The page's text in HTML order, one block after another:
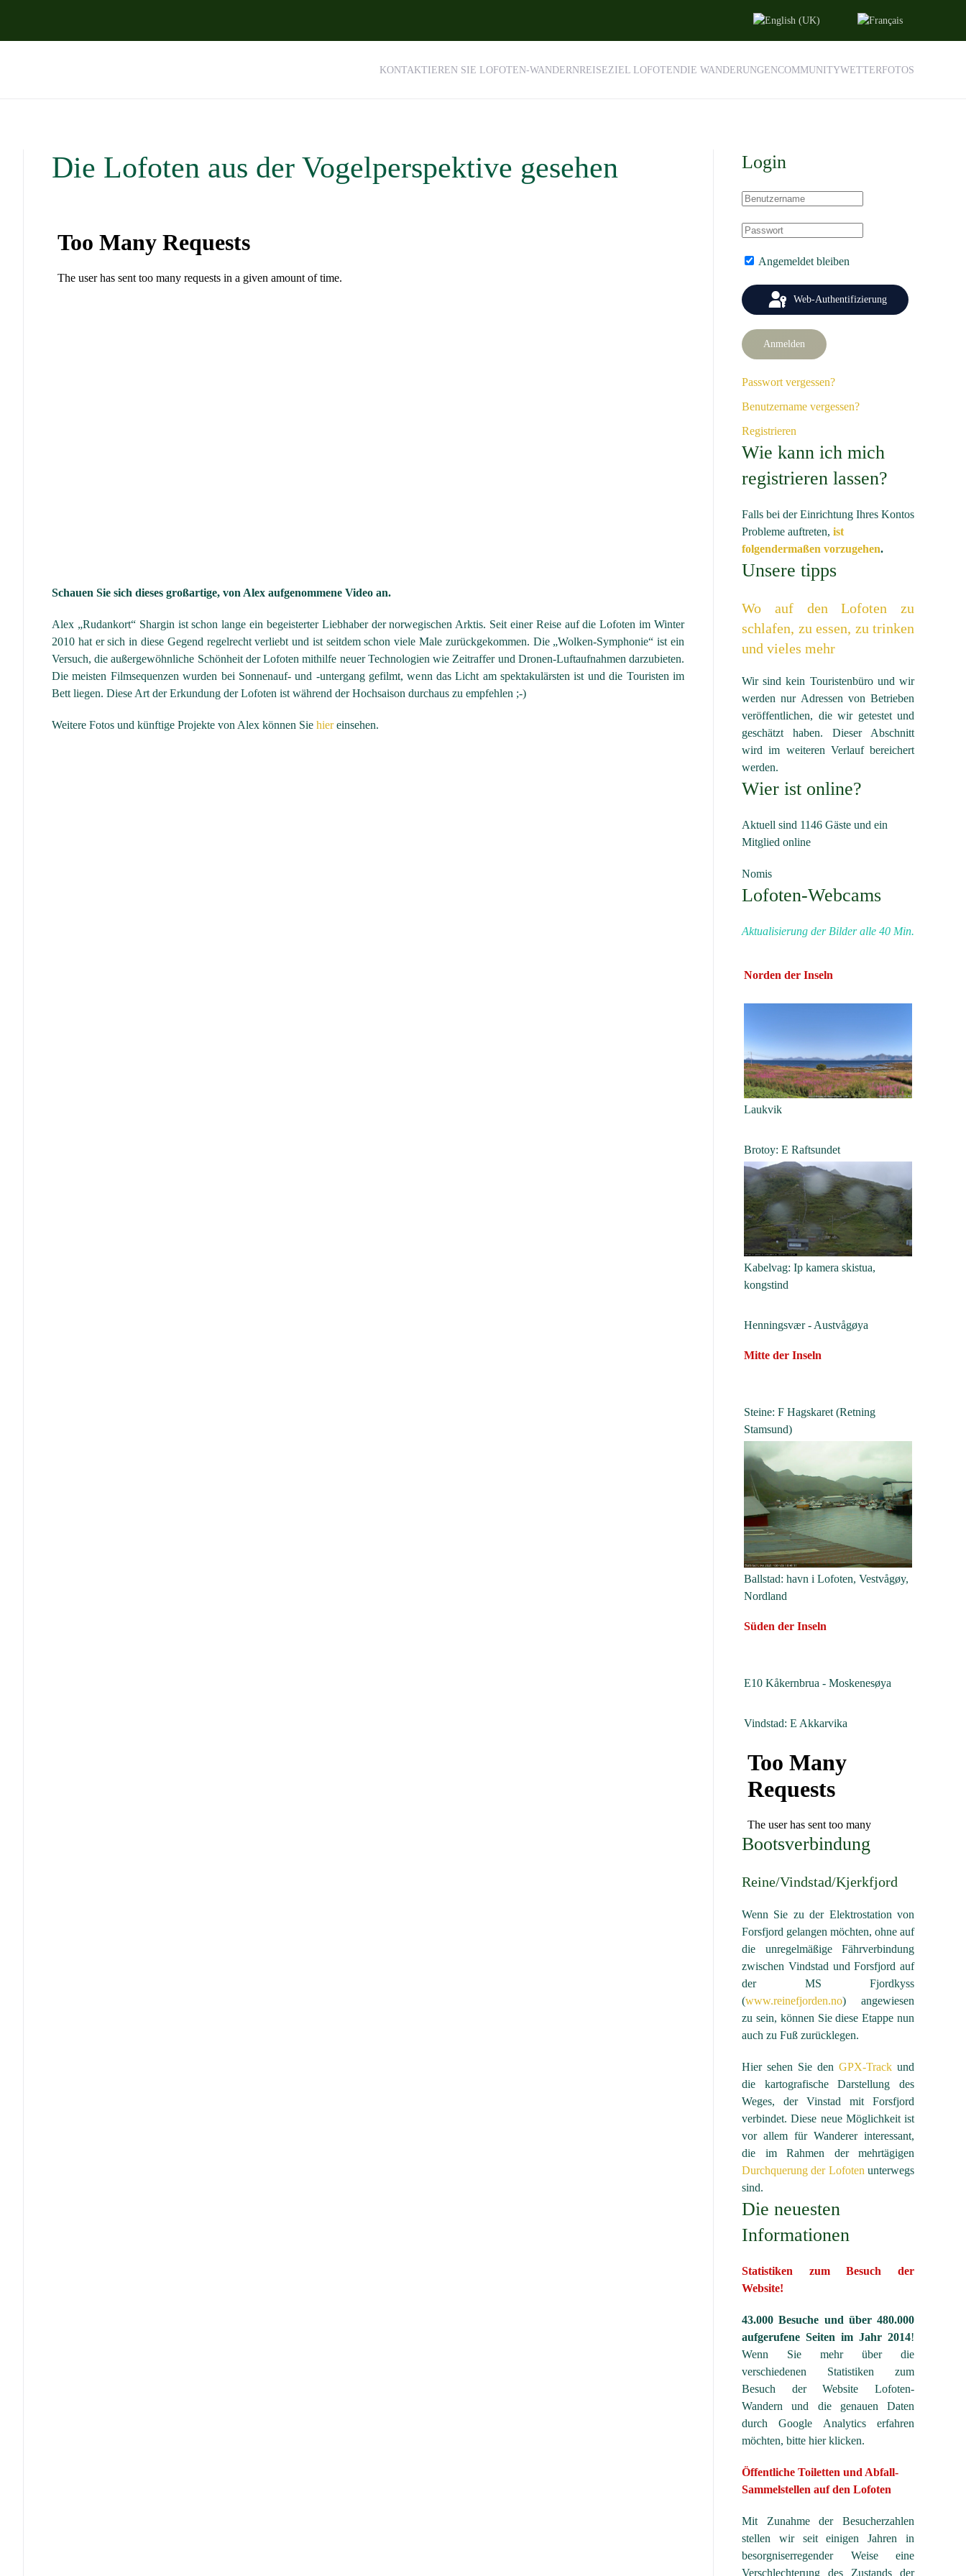
Zum Hauptinhalt springen
KONTAKTIEREN SIE LOFOTEN-WANDERNREISEZIEL LOFOTENDIE WANDERUNGENCOMMUNITYWETTERFOTOS
Die Lofoten aus der Vogelperspektive gesehen
Schauen Sie sich dieses großartige, von Alex aufgenommene Video an.
Alex „Rudankort“ Shargin ist schon lange ein begeisterter Liebhaber der norwegischen Arktis. Seit einer Reise auf die Lofoten im Winter
2010 hat er sich in diese Gegend regelrecht verliebt und ist seitdem schon viele Male zurückgekommen. Die „Wolken-Symphonie“ ist ein
Versuch, die außergewöhnliche Schönheit der Lofoten mithilfe neuer Technologien wie Zeitraffer und Dronen-Luftaufnahmen darzubieten.
Die meisten Filmsequenzen wurden bei Sonnenauf- und -untergang gefilmt, wenn das Licht am spektakulärsten ist und die Touristen im
Bett liegen. Diese Art der Erkundung der Lofoten ist während der Hochsaison durchaus zu empfehlen ;-)
Weitere Fotos und künftige Projekte von Alex können Sie hiereinsehen.
Login
Angemeldet bleiben
Web-Authentifizierung
Anmelden
Passwort vergessen?
Benutzername vergessen?
Registrieren
Wie kann ich mich
registrieren lassen?
Falls bei der Einrichtung Ihres Kontos
Probleme auftreten, ist
folgendermaßen vorzugehen.
Unsere tipps
Wo auf den Lofoten zu
schlafen, zu essen, zu trinken
und vieles mehr
Wir sind kein Touristenbüro und wir
werden nur Adressen von Betrieben
veröffentlichen, die wir getestet und
geschätzt haben. Dieser Abschnitt
wird im weiteren Verlauf bereichert
werden.
Wier ist online?
Aktuell sind 1146 Gäste und ein
Mitglied online
Nomis
Lofoten-Webcams
Aktualisierung der Bilder alle 40 Min.
Norden der Inseln
Laukvik
Brotoy: E Raftsundet
Kabelvag: Ip kamera skistua,
kongstind
Henningsvær - Austvågøya
Mitte der Inseln
Steine: F Hagskaret (Retning
Stamsund)
Ballstad: havn i Lofoten, Vestvågøy,
Nordland
Süden der Inseln
E10 Kåkernbrua - Moskenesøya
Vindstad: E Akkarvika
Bootsverbindung
Reine/Vindstad/Kjerkfjord
Wenn Sie zu der Elektrostation von
Forsfjord gelangen möchten, ohne auf
die unregelmäßige Fährverbindung
zwischen Vindstad und Forsfjord auf
der MS Fjordkyss
(www.reinefjorden.no) angewiesen
zu sein, können Sie diese Etappe nun
auch zu Fuß zurücklegen.
Hier sehen Sie den GPX-Track und
die kartografische Darstellung des
Weges, der Vinstad mit Forsfjord
verbindet. Diese neue Möglichkeit ist
vor allem für Wanderer interessant,
die im Rahmen der mehrtägigen
Durchquerung der Lofoten unterwegs
sind.
Die neuesten
Informationen
Statistiken zum Besuch der
Website!
43.000 Besuche und über 480.000
aufgerufene Seiten im Jahr 2014!
Wenn Sie mehr über die
verschiedenen Statistiken zum
Besuch der Website Lofoten-
Wandern und die genauen Daten
durch Google Analytics erfahren
möchten, bitte hier klicken.
Öffentliche Toiletten und Abfall-
Sammelstellen auf den Lofoten
Mit Zunahme der Besucherzahlen
stellen wir seit einigen Jahren in
besorgniserregender Weise eine
Verschlechterung des Zustands der